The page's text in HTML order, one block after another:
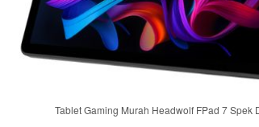
Tablet Gaming Murah Headwolf FPad 7 Spek